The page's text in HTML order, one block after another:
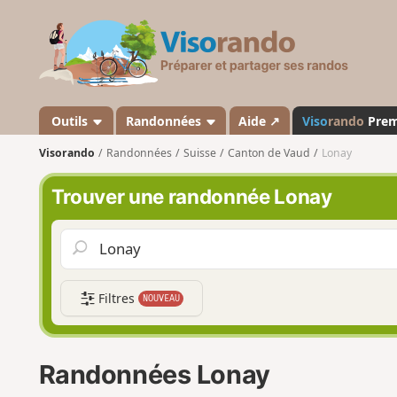
s
a
n
d
o
Outils Randonnées Aide ↗ Visorando
Visorando Randonnées Suisse Canton de Vaud Lonay
Trouver une randonnée Lonay
Filtres NOUVEAU
Randonnées Lonay